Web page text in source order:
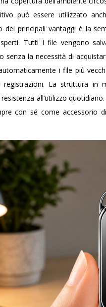
può essere utilizzato
dei principali vantaggi è la
Tutti i file vengono
la necessità di
i file più
La struttura in
all’utilizzo
con sé come accessorio